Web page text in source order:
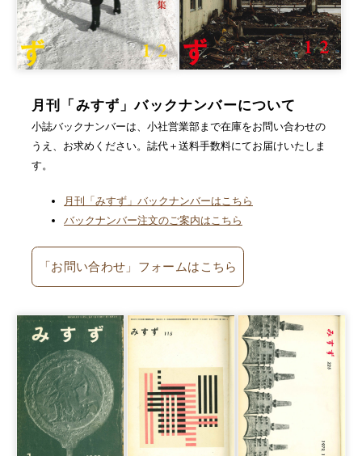
月刊「みすず」バックナンバーについて
小誌バックナンバーは、小社営業部まで在庫をお問い合わせの
うえ、お求めください。誌代＋送料手数料にてお届けいたしま
す。
月刊「みすず」バックナンバーはこちら
バックナンバー注文のご案内はこちら
「お問い合わせ」フォームはこちら